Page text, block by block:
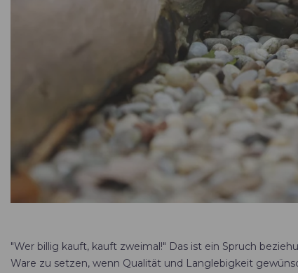
"Wer billig kauft, kauft zweimal!" Das ist ein Spruch
Ware zu setzen, wenn Qualität und Langlebigkeit